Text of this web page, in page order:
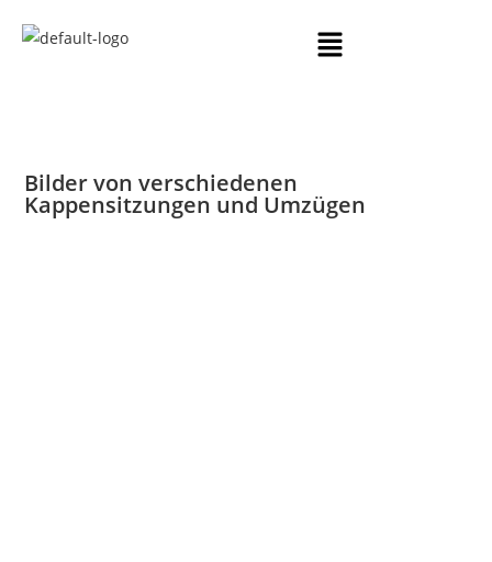
Bilder von verschiedenen
Kappensitzungen und Umzügen